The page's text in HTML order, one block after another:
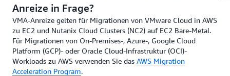
Anreize in Frage?
VMA-Anreize gelten für Migrationen von VMware Cloud in AWS
zu EC2 und Nutanix Cloud Clusters (NC2) auf EC2 Bare-Metal.
Für Migrationen von On-Premises-, Azure-, Google Cloud
Platform (GCP)- oder Oracle Cloud-Infrastruktur (OCI)-
Workloads zu AWS verwenden Sie das AWS Migration
Acceleration Program.